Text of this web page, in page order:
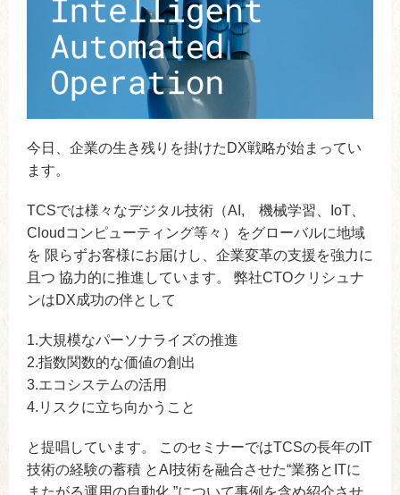
今日、企業の生き残りを掛けたDX戦略が始まってい
ます。
TCSでは様々なデジタル技術（AI, 機械学習、IoT、
Cloudコンピューティング等々）をグローバルに地域
を 限らずお客様にお届けし、企業変革の支援を強力に
且つ 協力的に推進しています。 弊社CTOクリシュナ
ンはDX成功の伴として
1.大規模なパーソナライズの推進
2.指数関数的な価値の創出
3.エコシステムの活用
4.リスクに立ち向かうこと
と提唱しています。 このセミナーではTCSの長年のIT
技術の経験の蓄積 とAI技術を融合させた“業務とITに